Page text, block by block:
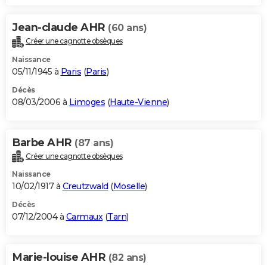
Jean-claude AHR (60 ans)
Créer une cagnotte obsèques
Naissance
05/11/1945 à Paris (Paris)
Décès
08/03/2006 à Limoges (Haute-Vienne)
Barbe AHR (87 ans)
Créer une cagnotte obsèques
Naissance
10/02/1917 à Creutzwald (Moselle)
Décès
07/12/2004 à Carmaux(Tarn)
Marie-louise AHR (82 ans)